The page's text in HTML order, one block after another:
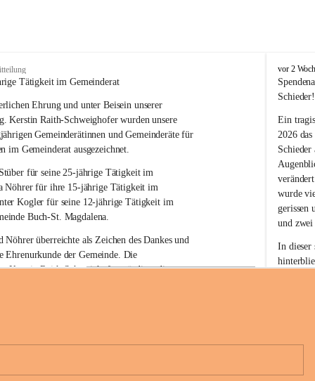
Tätigkeit im Gemeinderat
Ehrung und unter Beisein unserer
Kerstin Raith-Schweighofer wurden unsere
Gemeinderätinnen und Gemeinderäte für
im Gemeinderat ausgezeichnet.
für seine 25-jährige Tätigkeit im
Nöhrer für ihre 15-jährige Tätigkeit im
Kogler für seine 12-jährige Tätigkeit im
Buch-St. Magdalena.
Nöhrer überreichte als Zeichen des Dankes und
Ehrenurkunde der Gemeinde. Die
Kerstin Raith-Schweighofer würdigte die
+6
B
u
c
-
S
t
.
M
a
g
d
a
e
n
a
vor 2
Schieder!
Ein
2026
wurde
gerissen
und
In dieser